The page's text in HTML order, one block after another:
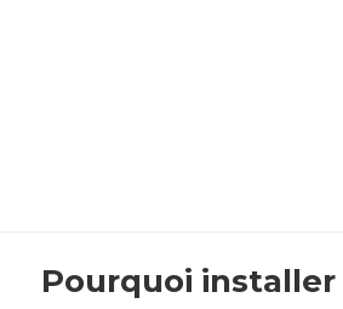
Pourquoi